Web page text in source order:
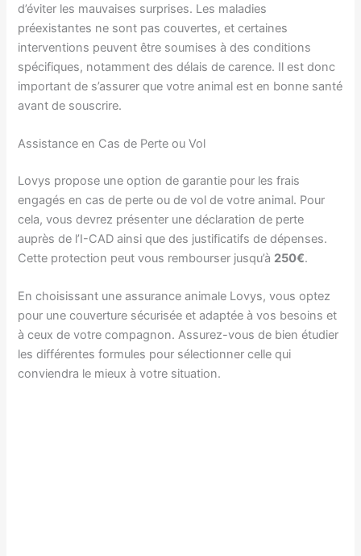
d’éviter les mauvaises surprises. Les maladies
préexistantes ne sont pas couvertes, et certaines
interventions peuvent être soumises à des conditions
spécifiques, notamment des délais de carence. Il est donc
important de s’assurer que votre animal est en bonne santé
avant de souscrire.
Assistance en Cas de Perte ou Vol
Lovys propose une option de garantie pour les frais
engagés en cas de perte ou de vol de votre animal. Pour
cela, vous devrez présenter une déclaration de perte
auprès de l’I-CAD ainsi que des justificatifs de dépenses.
Cette protection peut vous rembourser jusqu’à 250€.
En choisissant une assurance animale Lovys, vous optez
pour une couverture sécurisée et adaptée à vos besoins et
à ceux de votre compagnon. Assurez-vous de bien étudier
les différentes formules pour sélectionner celle qui
conviendra le mieux à votre situation.